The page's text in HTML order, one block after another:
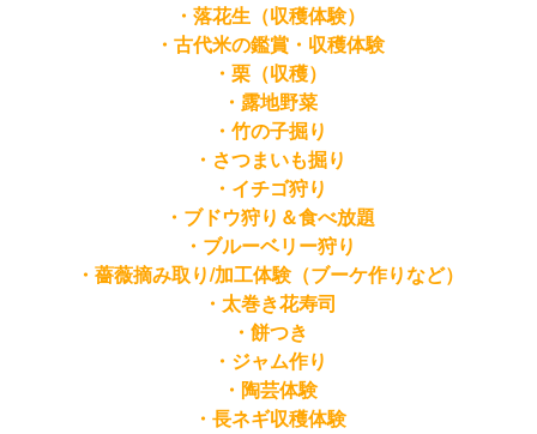
・落花生（収穫体験）
・古代米の鑑賞・収穫体験
・栗（収穫）
・露地野菜
・竹の子掘り
・さつまいも掘り
・イチゴ狩り
・ブドウ狩り＆食べ放題
・ブルーベリー狩り
・薔薇摘み取り/加工体験（ブーケ作りなど）
・太巻き花寿司
・餅つき
・ジャム作り
・陶芸体験
・長ネギ収穫体験